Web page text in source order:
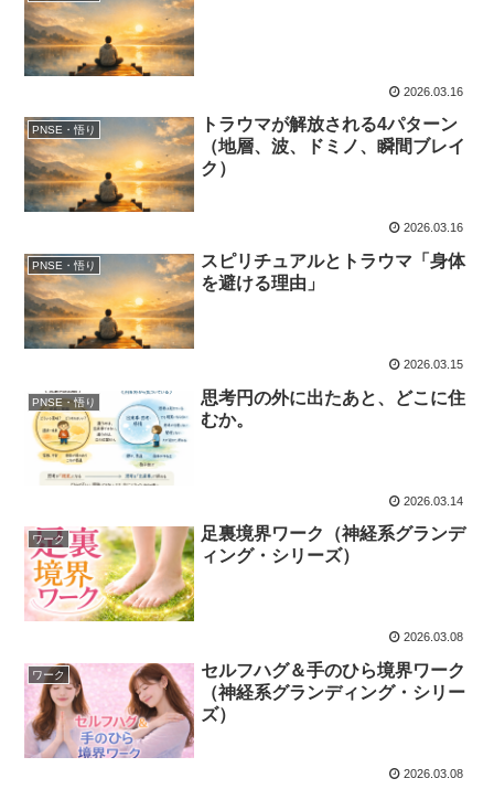
2026.03.16
PNSE・悟り
トラウマが解放される4パターン
（地層、波、ドミノ、瞬間ブレイ
ク）
2026.03.16
PNSE・悟り
スピリチュアルとトラウマ「身体
を避ける理由」
2026.03.15
PNSE・悟り
思考円の外に出たあと、どこに住
むか。
2026.03.14
ワーク
足裏境界ワーク（神経系グランデ
ィング・シリーズ）
2026.03.08
ワーク
セルフハグ＆手のひら境界ワーク
（神経系グランディング・シリー
ズ）
2026.03.08